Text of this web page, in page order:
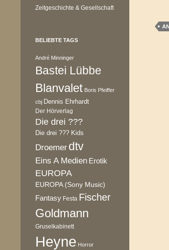
Zeitgeschichte & Gesellschaft
BELIEBTE TAGS
André Minninger
Bastei Lübbe
Blanvalet Boris Pfeiffer
cbj Dennis Ehrhardt
Der Hörverlag
Die drei ???
Die drei ??? Kids
Droemer dtv
Eins A Medien Erotik
EUROPA
EUROPA (Sony Music)
Fantasy Festa Fischer
Goldmann
Gruselkabinett
Heyne Horror